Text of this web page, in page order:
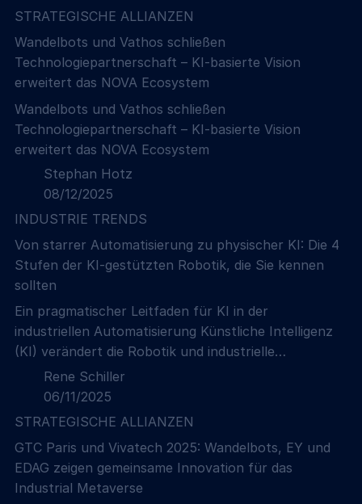
STRATEGISCHE ALLIANZEN
Wandelbots und Vathos schließen
Technologiepartnerschaft – KI-basierte Vision
erweitert das NOVA Ecosystem
Wandelbots und Vathos schließen
Technologiepartnerschaft – KI-basierte Vision
erweitert das NOVA Ecosystem
Stephan Hotz
08/12/2025
INDUSTRIE TRENDS
Von starrer Automatisierung zu physischer KI: Die 4
Stufen der KI-gestützten Robotik, die Sie kennen
sollten
Ein pragmatischer Leitfaden für KI in der
industriellen Automatisierung Künstliche Intelligenz
(KI) verändert die Robotik und industrielle
Automatisierung und treibt die Branche von starren,
regelbasierten Systemen hin zu flexibler,
leicht in der Hype-Welle verlieren. Dieses
Positionspapier stellt ein pragmatisches 4-Stufen-
Modell vor, das dabei hilft, den aktuellen Stand der
Rene Schiller
06/11/2025
STRATEGISCHE ALLIANZEN
GTC Paris und Vivatech 2025: Wandelbots, EY und
EDAG zeigen gemeinsame Innovation für das
Industrial Metaverse